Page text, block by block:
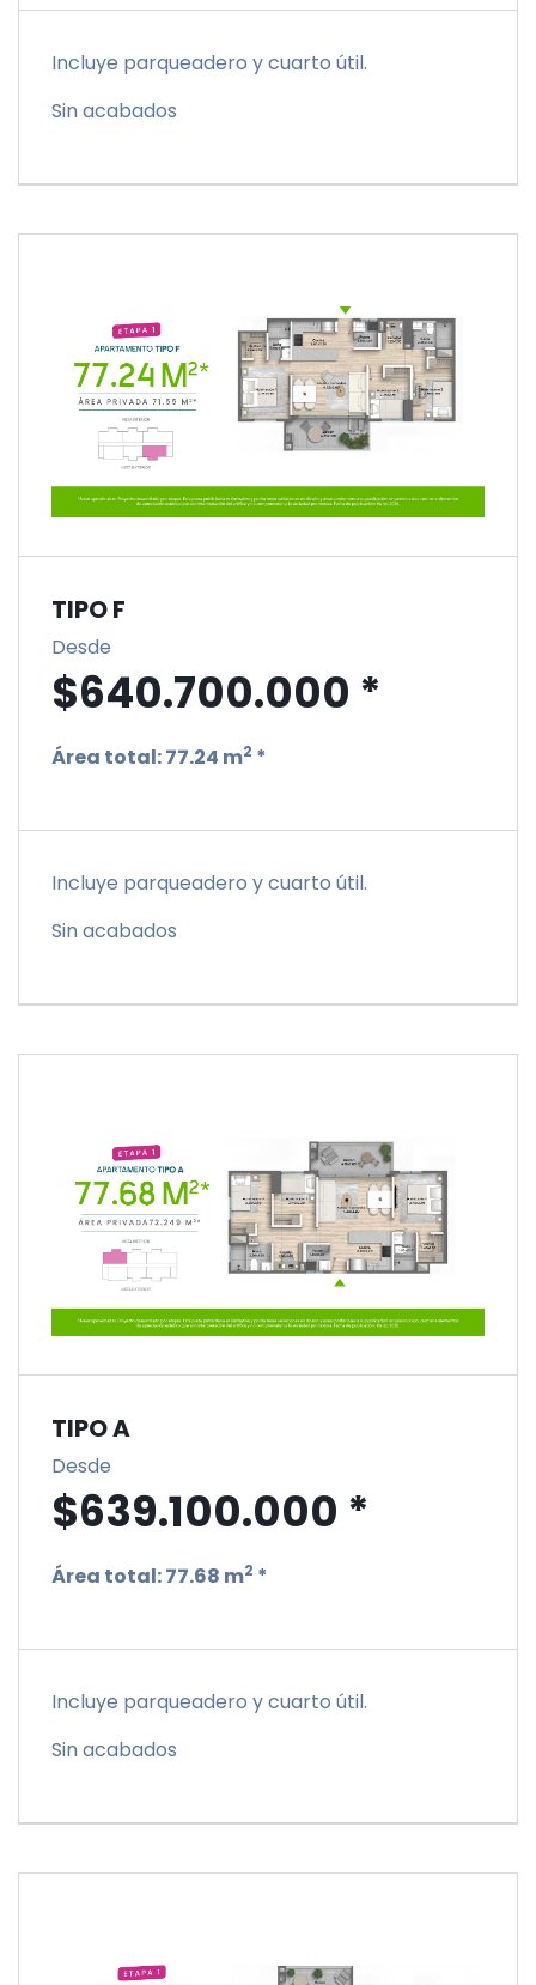
Incluye parqueadero y cuarto útil.
Sin acabados
TIPO F
Desde
$640.700.000 *
Área total:77.24 m2 *
Incluye parqueadero y cuarto útil.
Sin acabados
TIPO A
Desde
$639.100.000 *
Área total:77.68 m2 *
Incluye parqueadero y cuarto útil.
Sin acabados